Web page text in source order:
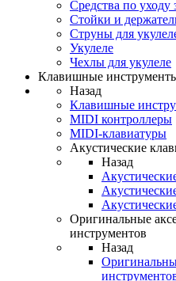
Средства по уходу
Стойки и
Струны для
Укулеле
Чехлы для укулеле
Клавишные
Назад
Клавишные
MIDI контроллеры
MIDI-клавиатуры
Акустические
Назад
Оригинальные
инструментов
Назад